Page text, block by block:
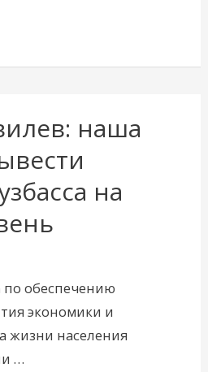
наша
на
по обеспечению
экономики и
жизни населения
…